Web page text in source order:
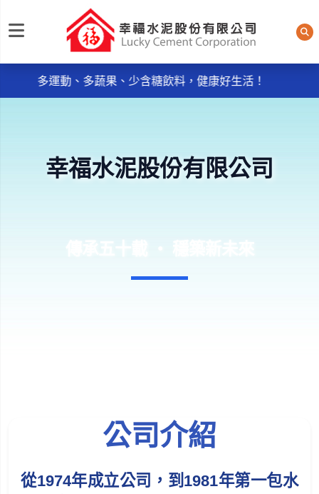
幸福水泥股份有限公司
每日規律運動30分鐘輕鬆做 天天我的餐盤6口訣餐餐吃，
多運動、多蔬果、少含糖飲料，健康好生活！
《品質政策》~ ● 服務週到：主動服務，消除客戶抱怨
每日規律運動30分鐘輕鬆做 天天我的餐盤6口訣餐餐吃，
幸福水泥股份有限公司
傳承五十載 ‧ 穩築新未來
公司介紹
從1974年成立公司，到1981年第一包水